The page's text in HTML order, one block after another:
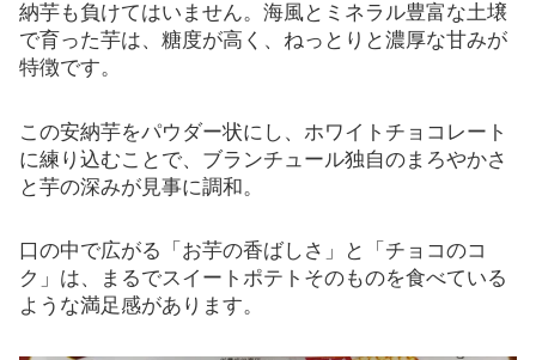
納芋も負けてはいません。海風とミネラル豊富な土壌
で育った芋は、糖度が高く、ねっとりと濃厚な甘みが
特徴です。
この安納芋をパウダー状にし、ホワイトチョコレート
に練り込むことで、ブランチュール独自のまろやかさ
と芋の深みが見事に調和。
口の中で広がる「お芋の香ばしさ」と「チョコのコ
ク」は、まるでスイートポテトそのものを食べている
ような満足感があります。